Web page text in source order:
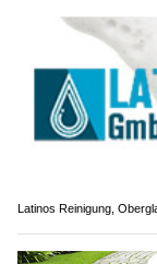
Latinos Reinigung,